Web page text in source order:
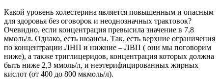
Какой уровень холестерина является повышенным и опасным
для здоровья без оговорок и неоднозначных трактовок?
Очевидно, если концентрация превысила значение в 7,8
ммоль/л. Однако, есть нюансы. Так, есть верхние ограничения
по концентрации ЛНП и нижние – ЛВП ( они мы поговорим
ниже), а также триглицеридов, концентрация которых должна
быть ниже 2,3 ммоль/л, и неэтерифицированных жирных
кислот (от 400 до 800 мкмоль/л).